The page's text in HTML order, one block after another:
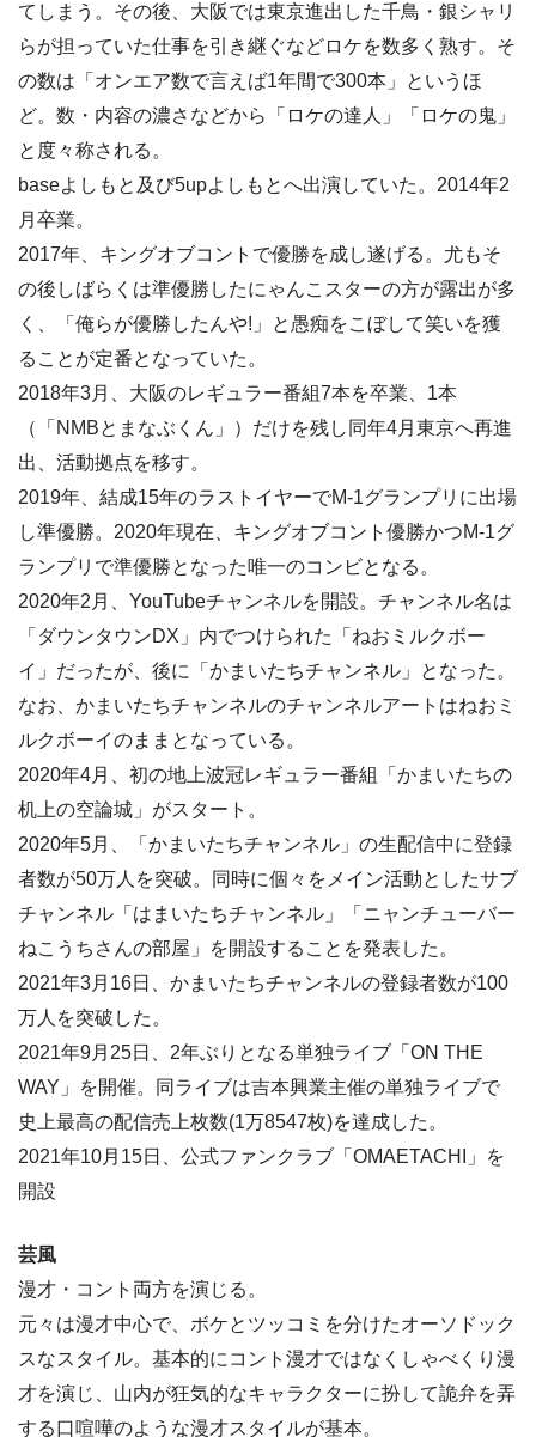
てしまう。その後、大阪では東京進出した千鳥・銀シャリ
らが担っていた仕事を引き継ぐなどロケを数多く熟す。そ
の数は「オンエア数で言えば1年間で300本」というほ
ど。数・内容の濃さなどから「ロケの達人」「ロケの鬼」
と度々称される。
baseよしもと及び5upよしもとへ出演していた。2014年2
月卒業。
2017年、キングオブコントで優勝を成し遂げる。尤もそ
の後しばらくは準優勝したにゃんこスターの方が露出が多
く、「俺らが優勝したんや!」と愚痴をこぼして笑いを獲
ることが定番となっていた。
2018年3月、大阪のレギュラー番組7本を卒業、1本
（「NMBとまなぶくん」）だけを残し同年4月東京へ再進
出、活動拠点を移す。
2019年、結成15年のラストイヤーでM-1グランプリに出場
し準優勝。2020年現在、キングオブコント優勝かつM-1グ
ランプリで準優勝となった唯一のコンビとなる。
2020年2月、YouTubeチャンネルを開設。チャンネル名は
「ダウンタウンDX」内でつけられた「ねおミルクボー
イ」だったが、後に「かまいたちチャンネル」となった。
なお、かまいたちチャンネルのチャンネルアートはねおミ
ルクボーイのままとなっている。
2020年4月、初の地上波冠レギュラー番組「かまいたちの
机上の空論城」がスタート。
2020年5月、「かまいたちチャンネル」の生配信中に登録
者数が50万人を突破。同時に個々をメイン活動としたサブ
チャンネル「はまいたちチャンネル」「ニャンチューバー
ねこうちさんの部屋」を開設することを発表した。
2021年3月16日、かまいたちチャンネルの登録者数が100
万人を突破した。
2021年9月25日、2年ぶりとなる単独ライブ「ON THE
WAY」を開催。同ライブは吉本興業主催の単独ライブで
史上最高の配信売上枚数(1万8547枚)を達成した。
2021年10月15日、公式ファンクラブ「OMAETACHI」を
開設
芸風
漫才・コント両方を演じる。
元々は漫才中心で、ボケとツッコミを分けたオーソドック
スなスタイル。基本的にコント漫才ではなくしゃべくり漫
才を演じ、山内が狂気的なキャラクターに扮して詭弁を弄
する口喧嘩のような漫才スタイルが基本。